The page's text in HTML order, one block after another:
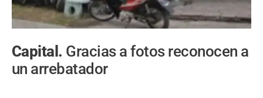
Capital. Gracias a fotos reconocen a
un arrebatador